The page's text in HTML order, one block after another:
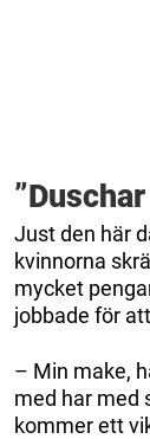
Just den här
kvinnorna
mycket
jobbade för
– Min make,
med har med
kommer ett